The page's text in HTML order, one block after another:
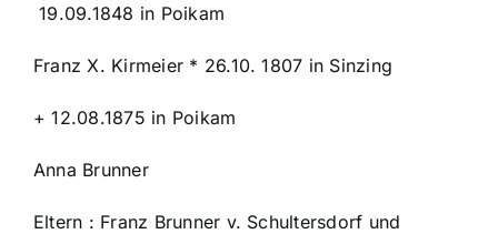
19.09.1848 in Poikam
Franz X. Kirmeier * 26.10. 1807 in Sinzing
+ 12.08.1875 in Poikam
Anna Brunner
Eltern : Franz Brunner v. Schultersdorf und